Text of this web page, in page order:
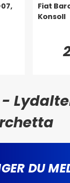
Fiat
Konsoll
DU